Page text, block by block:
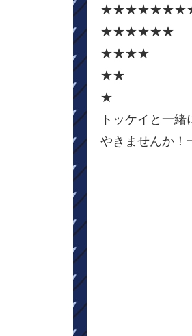
★★★★★★
★★★★
★★
★
トッケイと一
やきませんか！